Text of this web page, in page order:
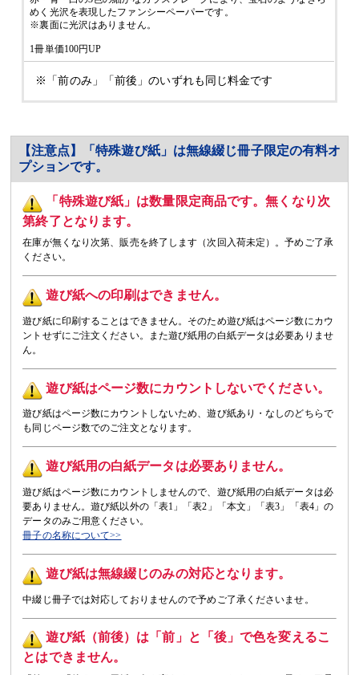
めく光沢を表現したファンシーペーパーです。
※裏面に光沢はありません。
1冊単価100円UP
※「前のみ」「前後」のいずれも同じ料金です
【注意点】「特殊遊び紙」は無線綴じ冊子限定の有料オ
プションです。
「特殊遊び紙」は数量限定商品です。無くなり次
第終了となります。
在庫が無くなり次第、販売を終了します（次回入荷未定）。予めご了承
ください。
遊び紙への印刷はできません。
遊び紙に印刷することはできません。そのため遊び紙はページ数にカウ
ントせずにご注文ください。また遊び紙用の白紙データは必要ありませ
ん。
遊び紙はページ数にカウントしないでください。
遊び紙はページ数にカウントしないため、遊び紙あり・なしのどちらで
も同じページ数でのご注文となります。
遊び紙用の白紙データは必要ありません。
遊び紙はページ数にカウントしませんので、遊び紙用の白紙データは必
要ありません。遊び紙以外の「表1」「表2」「本文」「表3」「表4」の
データのみご用意ください。
冊子の名称について>>
遊び紙は無線綴じのみの対応となります。
中綴じ冊子では対応しておりませんので予めご了承くださいませ。
遊び紙（前後）は「前」と「後」で色を変えるこ
とはできません。